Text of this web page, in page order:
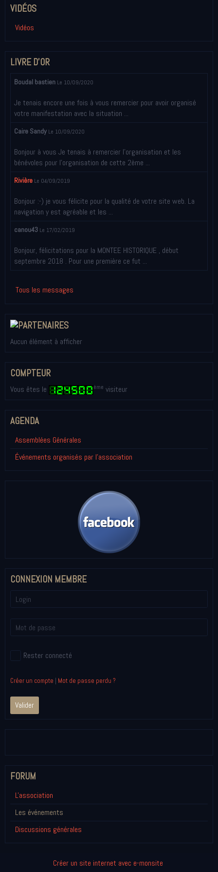
VIDÉOS
Vidéos
LIVRE D'OR
Boudal bastien Le 10/09/2020
Je tenais encore une fois à vous remercier pour avoir organisé
votre manifestation avec la situation ...
Caire Sandy Le 10/09/2020
Bonjour à vous Je tenais à remercier l’organisation et les
bénévoles pour l’organisation de cette 2ème ...
Rivière Le 04/09/2019
Bonjour :-) je vous félicite pour la qualité de votre site web. La
navigation y est agréable et les ...
canou43 Le 17/02/2019
Bonjour, félicitations pour la MONTEE HISTORIQUE , début
septembre 2018 . Pour une première ce fut ...
Tous les messages
Aucun élément à afficher
COMPTEUR
Vous êtes le ème visiteur
AGENDA
Assemblées Générales
Événements organisés par l'association
CONNEXION MEMBRE
Rester connecté
Créer un compte | Mot de passe perdu ?
Valider
FORUM
L'association
Les événements
Discussions générales
Créer un site internet avec e-monsite